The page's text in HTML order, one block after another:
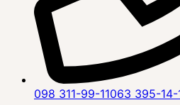
098 311-99-11063 395-14-